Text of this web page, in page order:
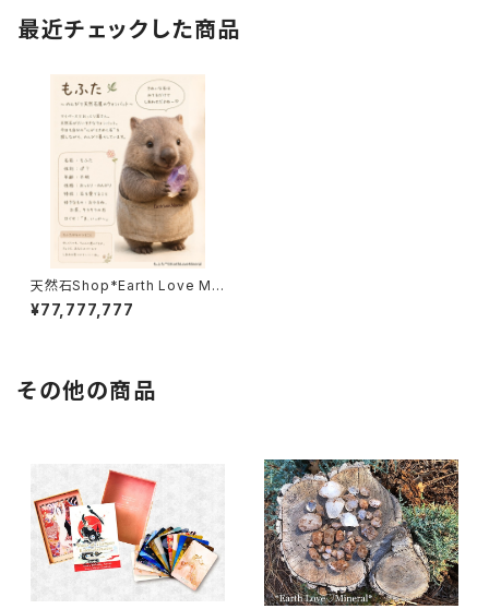
最近チェックした商品
天然石Shop*Earth Love Min
eral*マルシェ出店１周年を記念
して当店にスタッフが入りまし
¥77,777,777
その他の商品